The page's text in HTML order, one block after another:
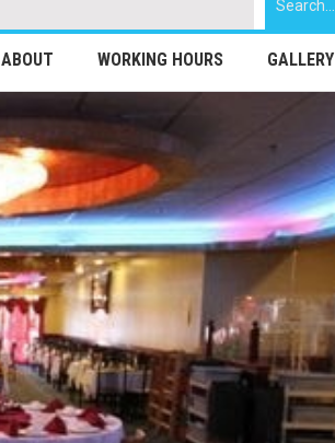
ABOUT WORKING HOURS GALLERY